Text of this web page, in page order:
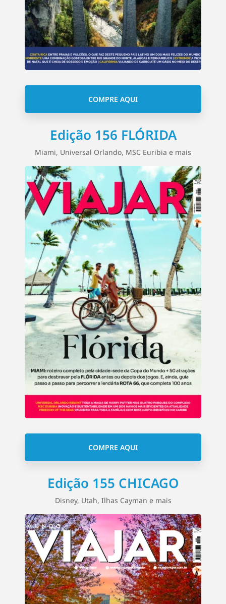
COMPRE AQUI
Edição 156 FLÓRIDA
Miami, Universal Orlando, MSC Euribia e mais
COMPRE AQUI
Edição 155 CHICAGO
Disney, Utah, Ilhas Cayman e mais